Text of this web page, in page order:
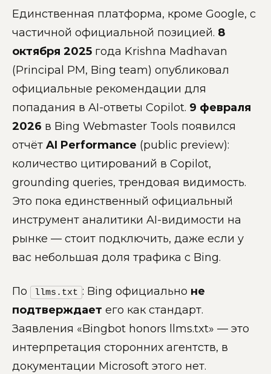
Единственная платформа, кроме Google, с
частичной официальной позицией. 8
октября 2025 года Krishna Madhavan
(Principal PM, Bing team) опубликовал
официальные рекомендации для
попадания в AI-ответы Copilot. 9 февраля
2026 в Bing Webmaster Tools появился
отчёт AI Performance (public preview):
количество цитирований в Copilot,
grounding queries, трендовая видимость.
Это пока единственный официальный
инструмент аналитики AI-видимости на
рынке — стоит подключить, даже если у
вас небольшая доля трафика с Bing.
По llms.txt : Bing официально не
подтверждает его как стандарт.
Заявления «Bingbot honors llms.txt» — это
интерпретация сторонних агентств, в
документации Microsoft этого нет.